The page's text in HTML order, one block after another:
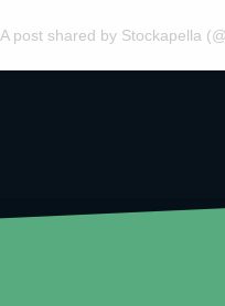
A post shared by Stockapella